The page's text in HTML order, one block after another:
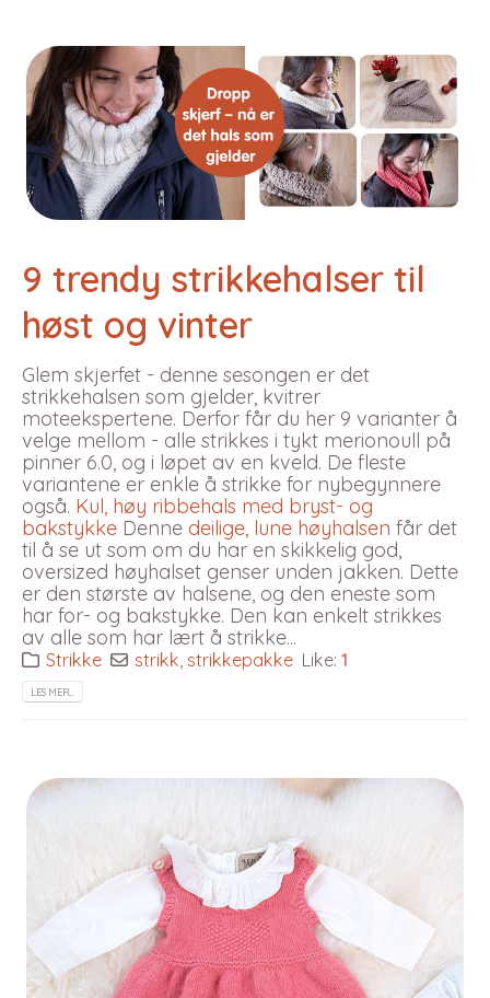
9 trendy strikkehalser til
høst og vinter
Glem skjerfet - denne sesongen er det
strikkehalsen som gjelder, kvitrer
moteekspertene. Derfor får du her 9 varianter å
velge mellom - alle strikkes i tykt merionoull på
pinner 6.0, og i løpet av en kveld. De fleste
variantene er enkle å strikke for nybegynnere
også. Kul, høy ribbehals med bryst- og
bakstykke Denne deilige, lune høyhalsen får det
til å se ut som om du har en skikkelig god,
oversized høyhalset genser unden jakken. Dette
er den største av halsene, og den eneste som
har for- og bakstykke. Den kan enkelt strikkes
av alle som har lært å strikke...
Strikke strikk strikkepakke Like:1
LES MER…